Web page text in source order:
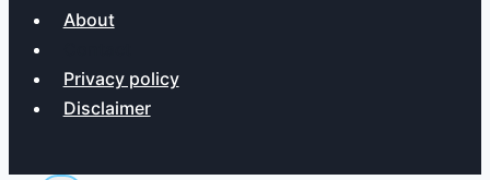
About
Privacy policy
Disclaimer